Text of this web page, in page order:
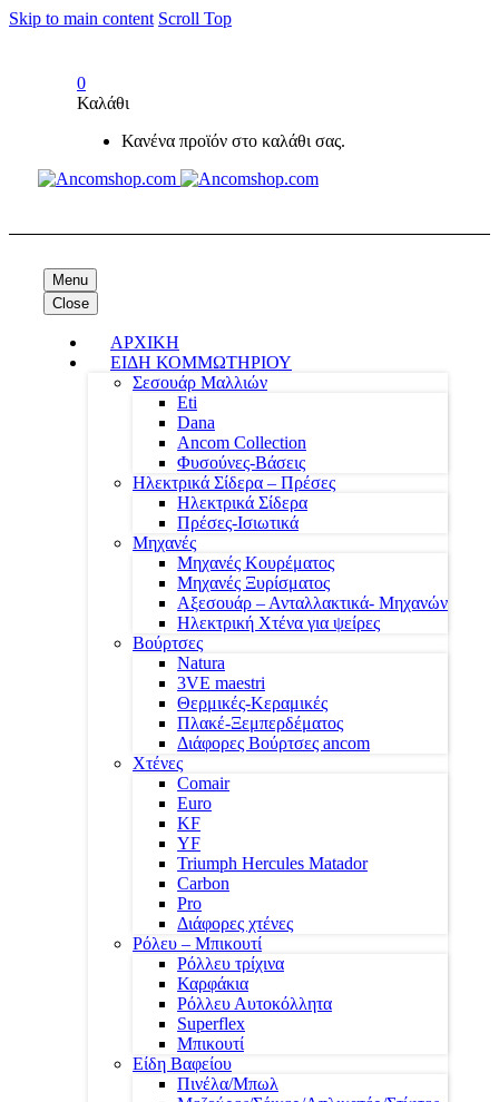
Skip to main content Scroll Top
0
Καλάθι
Κανένα προϊόν στο καλάθι σας.
Menu
Close
ΑΡΧΙΚΗ
ΕΙΔΗ ΚΟΜΜΩΤΗΡΙΟΥ
Σεσουάρ Μαλλιών
Eti
Dana
Ancom Collection
Φυσούνες-Βάσεις
Ηλεκτρικά Σίδερα – Πρέσες
Ηλεκτρικά Σίδερα
Πρέσες-Ισιωτικά
Μηχανές
Μηχανές Κουρέματος
Μηχανές Ξυρίσματος
Αξεσουάρ – Ανταλλακτικά- Μηχανών
Ηλεκτρική Χτένα για ψείρες
Βούρτσες
Natura
3VE maestri
Θερμικές-Κεραμικές
Πλακέ-Ξεμπερδέματος
Διάφορες Βούρτσες ancom
Χτένες
Comair
Euro
KF
YF
Triumph Hercules Matador
Carbon
Pro
Διάφορες χτένες
Ρόλευ – Μπικουτί
Ρόλλευ τρίχινα
Καρφάκια
Ρόλλευ Αυτοκόλλητα
Superflex
Μπικουτί
Είδη Βαφείου
Πινέλα/Μπωλ